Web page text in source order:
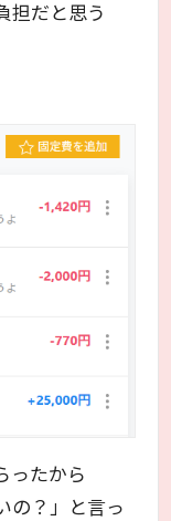
担だと思う
ったから
の？」と言っ